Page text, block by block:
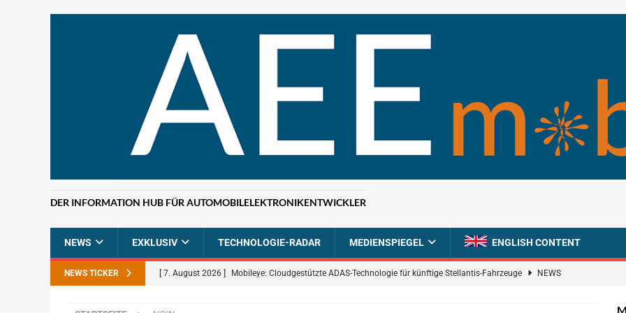
DER INFORMATION HUB FÜR AUTOMOBILELEKTRONIKENTWICKLER
NEWS EXKLUSIV TECHNOLOGIE-RADAR MEDIENSPIEGEL ENGLISH CONTENT
NEWS TICKER [ 7. August 2026 ] Mobileye: Cloudgestützte ADAS-Technologie für künftige Stellantis-Fahrzeuge NEWS